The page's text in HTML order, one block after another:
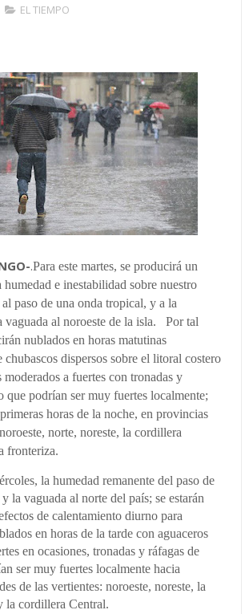
EL TIEMPO
.Para este martes, se producirá un
humedad e inestabilidad sobre nuestro
paso de una onda tropical, y a la
vaguada al noroeste de la isla. Por tal
nublados en horas matutinas
chubascos dispersos sobre el litoral costero
moderados a fuertes con tronadas y
que podrían ser muy fuertes localmente;
horas de la noche, en provincias
norte, noreste, la cordillera
fronteriza.
la humedad remanente del paso de
la vaguada al norte del país; se estarán
de calentamiento diurno para
en horas de la tarde con aguaceros
en ocasiones, tronadas y ráfagas de
ser muy fuertes localmente hacia
de las vertientes: noroeste, noreste, la
la cordillera Central.